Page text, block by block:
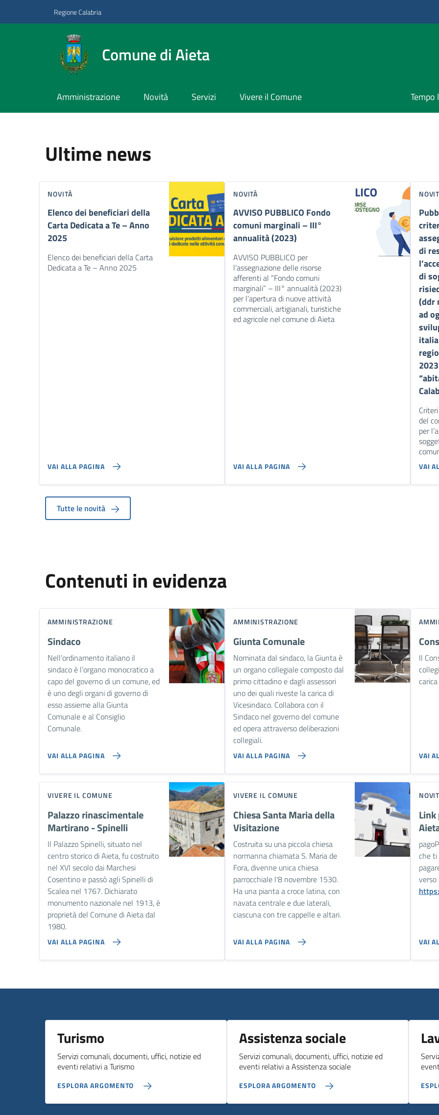
Regione Calabria
Comune di Aieta
Amministrazione Novità Servizi Vivere il Comune Tempo
Ultime news
NOVITÀ
Elenco dei beneficiari della
Carta Dedicata a Te – Anno
2025
Elenco dei beneficiari della Carta
Dedicata a Te – Anno 2025
VAI ALLA PAGINA
NOVITÀ
AVVISO PUBBLICO Fondo
comuni marginali – III°
annualità (2023)
AVVISO PUBBLICO per
l’assegnazione delle risorse
afferenti al “Fondo comuni
marginali” – III° annualità (2023)
per l’apertura di nuove attività
commerciali, artigianali, turistiche
ed agricole nel comune di Aieta
VAI ALLA PAGINA
di
di
(ddr
ad
del
per
VAI
Tutte le novità
Contenuti in evidenza
AMMINISTRAZIONE
Sindaco
Nell’ordinamento italiano il
sindaco è l’organo monocratico a
capo del governo di un comune, ed
è uno degli organi di governo di
esso assieme alla Giunta
Comunale e al Consiglio
Comunale.
VAI ALLA PAGINA
AMMINISTRAZIONE
Giunta Comunale
Nominata dal sindaco, la Giunta è
un organo collegiale composto dal
primo cittadino e dagli assessori
uno dei quali riveste la carica di
Vicesindaco. Collabora con il
Sindaco nel governo del comune
ed opera attraverso deliberazioni
collegiali.
VAI ALLA PAGINA
Il
VAI
VIVERE IL COMUNE
Palazzo rinascimentale
Martirano - Spinelli
Il Palazzo Spinelli, situato nel
centro storico di Aieta, fu costruito
nel XVI secolo dai Marchesi
Cosentino e passò agli Spinelli di
Scalea nel 1767. Dichiarato
monumento nazionale nel 1913, è
proprietà del Comune di Aieta dal
1980.
VAI ALLA PAGINA
VIVERE IL COMUNE
Chiesa Santa Maria della
Visitazione
Costruita su una piccola chiesa
normanna chiamata S. Maria de
Fora, divenne unica chiesa
parrocchiale l'8 novembre 1530.
Ha una pianta a croce latina, con
navata centrale e due laterali,
ciascuna con tre cappelle e altari.
VAI ALLA PAGINA
che
verso
VAI
Turismo
Servizi comunali, documenti, uffici, notizie ed
eventi relativi a Turismo
ESPLORA ARGOMENTO
Assistenza sociale
Servizi comunali, documenti, uffici, notizie ed
eventi relativi a Assistenza sociale
ESPLORA ARGOMENTO